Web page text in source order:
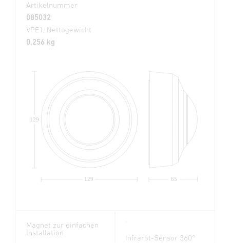
Artikelnummer
085032
VPE1, Nettogewicht
0,256 kg
65
129
129
Magnet zur einfachen
Installation
Infrarot-Sensor 360°